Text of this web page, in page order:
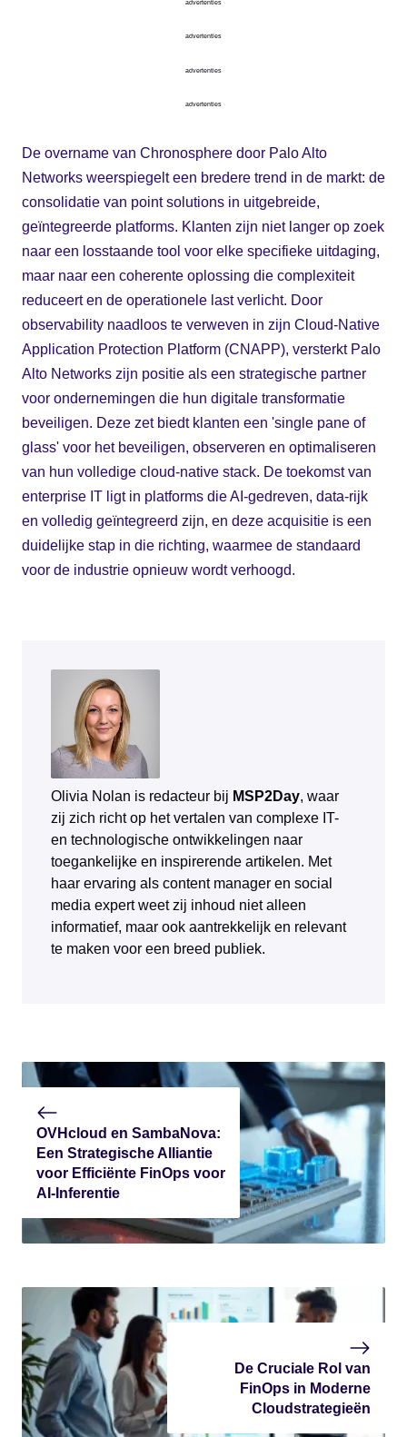
advertenties
advertenties
advertenties
advertenties
De overname van Chronosphere door Palo Alto
Networks weerspiegelt een bredere trend in de markt: de
consolidatie van point solutions in uitgebreide,
geïntegreerde platforms. Klanten zijn niet langer op zoek
naar een losstaande tool voor elke specifieke uitdaging,
maar naar een coherente oplossing die complexiteit
reduceert en de operationele last verlicht. Door
observability naadloos te verweven in zijn Cloud-Native
Application Protection Platform (CNAPP), versterkt Palo
Alto Networks zijn positie als een strategische partner
voor ondernemingen die hun digitale transformatie
beveiligen. Deze zet biedt klanten een 'single pane of
glass' voor het beveiligen, observeren en optimaliseren
van hun volledige cloud-native stack. De toekomst van
enterprise IT ligt in platforms die AI-gedreven, data-rijk
en volledig geïntegreerd zijn, en deze acquisitie is een
duidelijke stap in die richting, waarmee de standaard
voor de industrie opnieuw wordt verhoogd.
Olivia Nolan is redacteur bij MSP2Day, waar
zij zich richt op het vertalen van complexe IT-
en technologische ontwikkelingen naar
toegankelijke en inspirerende artikelen. Met
haar ervaring als content manager en social
media expert weet zij inhoud niet alleen
informatief, maar ook aantrekkelijk en relevant
te maken voor een breed publiek.
OVHcloud en SambaNova:
Een Strategische Alliantie
voor Efficiënte FinOps voor
AI-Inferentie
De Cruciale Rol van
FinOps in Moderne
Cloudstrategieën